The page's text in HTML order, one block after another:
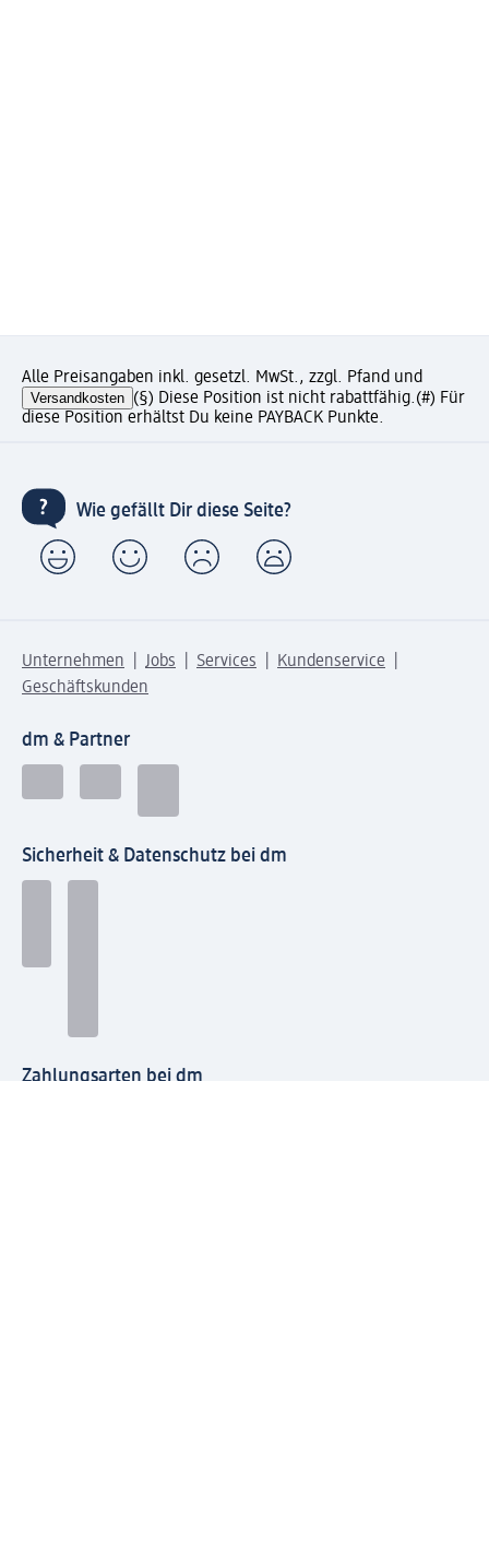
Alle Preisangaben inkl. gesetzl. MwSt., zzgl. Pfand und
Versandkosten (§) Diese Position ist nicht rabattfähig.(#) Für
diese Position erhältst Du keine PAYBACK Punkte.
Wie gefällt Dir diese Seite?
Unternehmen Jobs Services
Kundenservice
Geschäftskunden
dm & Partner
Sicherheit & Datenschutz bei dm
Zahlungsarten bei dm